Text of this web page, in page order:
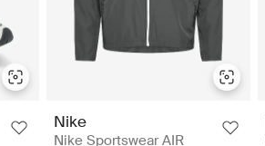
Nike
Nike Sportswear AIR